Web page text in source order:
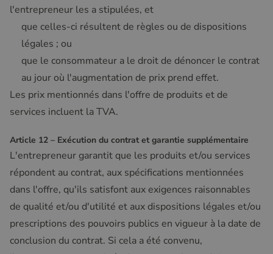
l'entrepreneur les a stipulées, et
que celles-ci résultent de règles ou de dispositions
légales ; ou
que le consommateur a le droit de dénoncer le contrat
au jour où l'augmentation de prix prend effet.
Les prix mentionnés dans l'offre de produits et de
services incluent la TVA.
Article 12 – Exécution du contrat et garantie supplémentaire
L'entrepreneur garantit que les produits et/ou services
répondent au contrat, aux spécifications mentionnées
dans l'offre, qu'ils satisfont aux exigences raisonnables
de qualité et/ou d'utilité et aux dispositions légales et/ou
prescriptions des pouvoirs publics en vigueur à la date de
conclusion du contrat. Si cela a été convenu,